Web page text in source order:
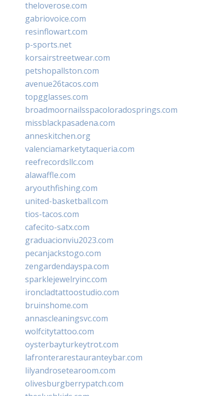
theloverose.com
gabriovoice.com
resinflowart.com
p-sports.net
korsairstreetwear.com
petshopallston.com
avenue26tacos.com
topgglasses.com
broadmoornailsspacoloradosprings.com
missblackpasadena.com
anneskitchen.org
valenciamarketytaqueria.com
reefrecordsllc.com
alawaffle.com
aryouthfishing.com
united-basketball.com
tios-tacos.com
cafecito-satx.com
graduacionviu2023.com
pecanjackstogo.com
zengardendayspa.com
sparklejewelryinc.com
ironcladtattoostudio.com
bruinshome.com
annascleaningsvc.com
wolfcitytattoo.com
oysterbayturkeytrot.com
lafronterarestauranteybar.com
lilyandrosetearoom.com
olivesburgberrypatch.com